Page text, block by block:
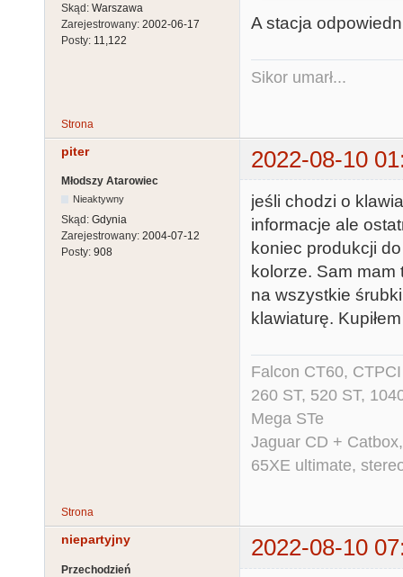
Skąd: Warszawa
Zarejestrowany: 2002-06-17
Posty: 11,122
A stacja
Sikor umarł...
Strona
piter 2022-08-10
Młodszy Atarowiec
Nieaktywny
Skąd: Gdynia
Zarejestrowany: 2004-07-12
Posty: 908
jeśli chodzi o
informacje ale
koniec produkcji
kolorze. Sam mam
na wszystkie
klawiaturę.
Falcon CT60,
260 ST, 520 ST,
Mega STe
Jaguar CD +
65XE ultimate,
Strona
niepartyjny 2022-08-10
Przechodzień